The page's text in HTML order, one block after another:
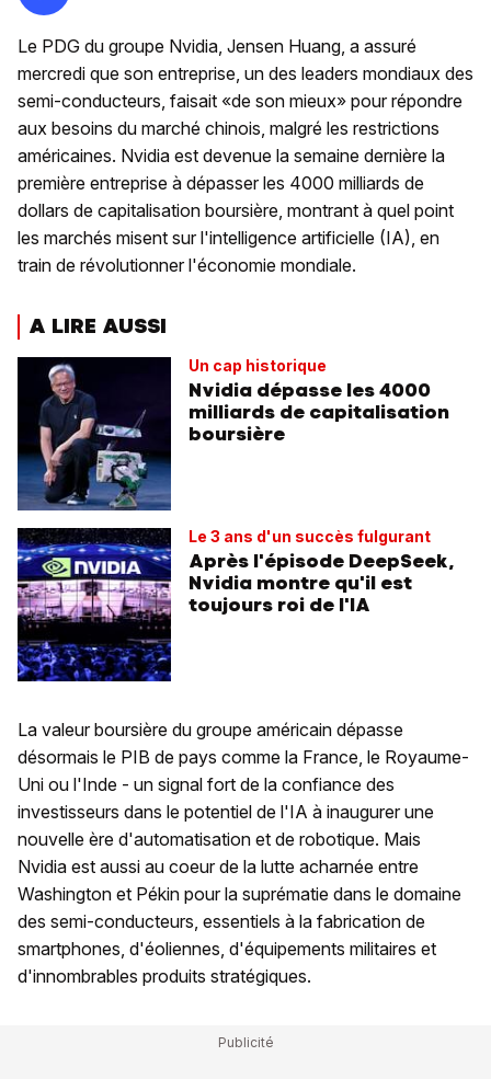
Le PDG du groupe Nvidia, Jensen Huang, a assuré
mercredi que son entreprise, un des leaders mondiaux des
semi-conducteurs, faisait «de son mieux» pour répondre
aux besoins du marché chinois, malgré les restrictions
américaines. Nvidia est devenue la semaine dernière la
première entreprise à dépasser les 4000 milliards de
dollars de capitalisation boursière, montrant à quel point
les marchés misent sur l'intelligence artificielle (IA), en
train de révolutionner l'économie mondiale.
A LIRE AUSSI
Un cap historique
Nvidia dépasse les 4000
milliards de capitalisation
boursière
Le 3 ans d'un succès fulgurant
Après l'épisode DeepSeek,
Nvidia montre qu'il est
toujours roi de l'IA
La valeur boursière du groupe américain dépasse
désormais le PIB de pays comme la France, le Royaume-
Uni ou l'Inde - un signal fort de la confiance des
investisseurs dans le potentiel de l'IA à inaugurer une
nouvelle ère d'automatisation et de robotique. Mais
Nvidia est aussi au coeur de la lutte acharnée entre
Washington et Pékin pour la suprématie dans le domaine
des semi-conducteurs, essentiels à la fabrication de
smartphones, d'éoliennes, d'équipements militaires et
d'innombrables produits stratégiques.